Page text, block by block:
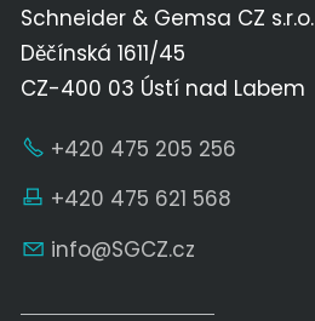
Schneider & Gemsa CZ s.r.o.
Děčínská 1611/45
CZ-400 03 Ústí nad Labem
+420 475 205 256
+420 475 621 568
nf
SGCZ cz